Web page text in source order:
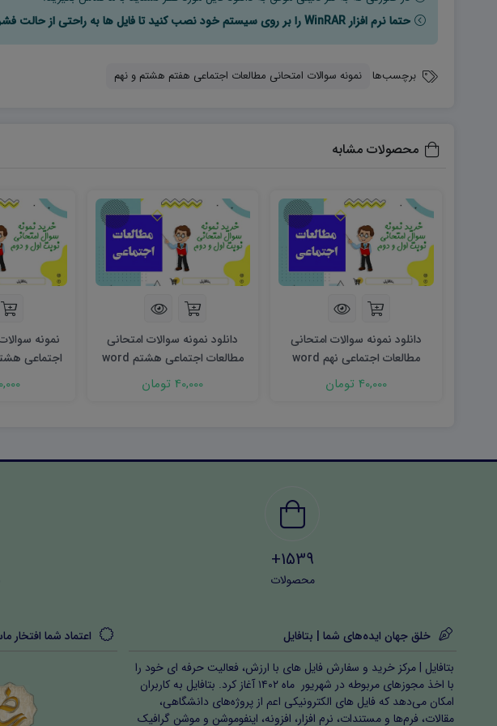
حتما نرم افزار WinRAR را بر روی سیستم خود نصب کنید تا فایل ها به راحتی از حالت فشرده خارج شوند.
برچسب‌ها نمونه سوالات امتحانی مطالعات اجتماعی هفتم هشتم و نهم
محصولات مشابه
دانلود نمونه سوالات امتحانی
مطالعات اجتماعی نهم word
(نوبت اول) ۱۴۰۲
40,000 تومان
دانلود نمونه سوالات امتحانی
مطالعات اجتماعی هشتم word
(نوبت دوم) ۱۴۰۳
40,000 تومان
نمونه
40,000
1539+
محصولات
خلق جهان ایده‌های شما | بتافایل
بتافایل | مرکز خرید و سفارش فایل های با ارزش، فعالیت حرفه ای خود را
با اخذ مجوزهای مربوطه در شهریور ماه ۱۴۰۲ آغاز کرد. بتافایل به کاربران
امکان می‌دهد که فایل های الکترونیکی اعم از پروژه‌های دانشگاهی،
مقالات، فرم‌ها و مستندات، نرم افزار، افزونه، اینفوموشن و موشن گرافیک
اعتماد شما افتخار